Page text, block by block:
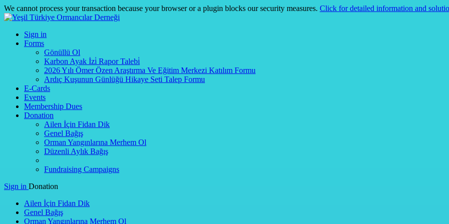
We cannot process your transaction because your browser or a plugin blocks our security measures. Click for detailed information and
Sign in
Forms
Gönüllü Ol
Karbon Ayak İzi̇ Rapor Talebi̇
2026 Yılı Ömer Özen Araştırma Ve Eğitim Merkezi Katılım Formu
Ardıç Kuşunun Günlüğü Hikaye Seti Talep Formu
E-Cards
Events
Membership Dues
Donation
Ailen İçin Fidan Dik
Genel Bağış
Orman Yangınlarına Merhem Ol
Düzenli Aylık Bağış
Fundraising Campaigns
Sign in Donation
Ailen İçin Fidan Dik
Genel Bağış
Orman Yangınlarına Merhem Ol